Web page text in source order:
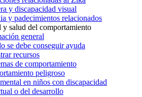
y discapacidad visual
y padecimientos relacionados
y salud del comportamiento
general
se debe conseguir ayuda
recursos
de comportamiento
peligroso
en niños con discapacidad
o del desarrollo